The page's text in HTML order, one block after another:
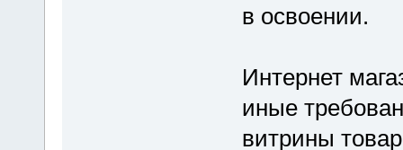
в освоении.
Интернет
иные
витрины